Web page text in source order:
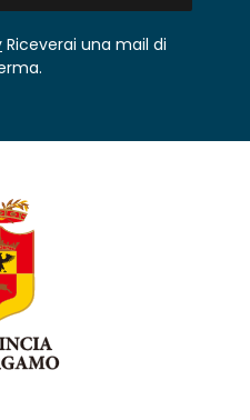
Riceverai una mail di